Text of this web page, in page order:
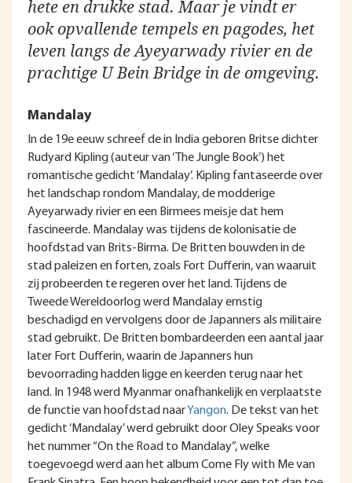
hete en drukke stad. Maar je vindt er
ook opvallende tempels en pagodes, het
leven langs de Ayeyarwady rivier en de
prachtige U Bein Bridge in de omgeving.
Mandalay
In de 19e eeuw schreef de in India geboren Britse dichter
Rudyard Kipling (auteur van ‘The Jungle Book’) het
romantische gedicht ‘Mandalay’. Kipling fantaseerde over
het landschap rondom Mandalay, de modderige
Ayeyarwady rivier en een Birmees meisje dat hem
fascineerde. Mandalay was tijdens de kolonisatie de
hoofdstad van Brits-Birma. De Britten bouwden in de
stad paleizen en forten, zoals Fort Dufferin, van waaruit
zij probeerden te regeren over het land. Tijdens de
Tweede Wereldoorlog werd Mandalay ernstig
beschadigd en vervolgens door de Japanners als militaire
stad gebruikt. De Britten bombardeerden een aantal jaar
later Fort Dufferin, waarin de Japanners hun
bevoorrading hadden ligge en keerden terug naar het
land. In 1948 werd Myanmar onafhankelijk en verplaatste
de functie van hoofdstad naarYangon. De tekst van het
gedicht ‘Mandalay’ werd gebruikt door Oley Speaks voor
het nummer “On the Road to Mandalay”, welke
toegevoegd werd aan het album Come Fly with Me van